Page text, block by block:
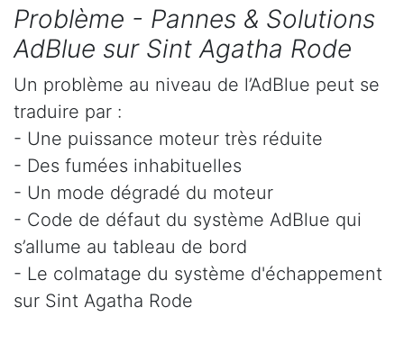
Problème - Pannes & Solutions
AdBlue sur Sint Agatha Rode
Un problème au niveau de l’AdBlue peut se
traduire par :
- Une puissance moteur très réduite
- Des fumées inhabituelles
- Un mode dégradé du moteur
- Code de défaut du système AdBlue qui
s’allume au tableau de bord
- Le colmatage du système d'échappement
sur Sint Agatha Rode